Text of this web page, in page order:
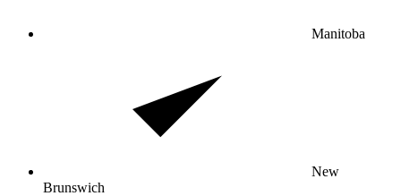
Manitoba
New
Brunswich